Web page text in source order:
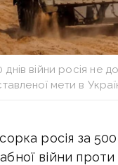
днів війни росія не
мети в
росія за 500
війни проти